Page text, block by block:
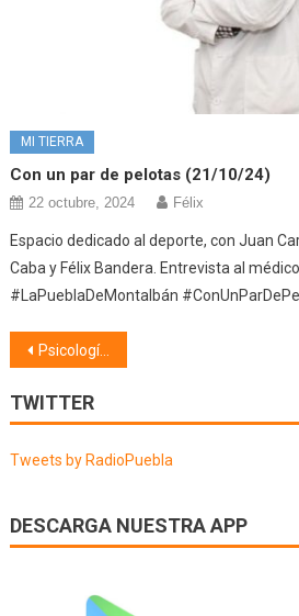
MI TIERRA
Con un par de pelotas (21/10/24)
22 octubre, 2024 Félix
Espacio dedicado al deporte, con Juan
Caba y Félix Bandera. Entrevista al
#LaPueblaDeMontalbán
Navegación
de
entradas
Psicología (27/11/25) Anorexia nerviosa
TWITTER
Tweets by RadioPuebla
DESCARGA NUESTRA APP